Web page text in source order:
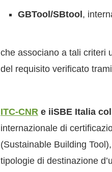
GBTool/SBtool ,
che associano a tali criteri
del requisito verificato
ITC-CNR e iiSBE Italia
internazionale di
(Sustainable Building
tipologie di destinazione